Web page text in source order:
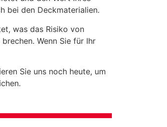
bei den Deckmaterialien.
was das Risiko von
Wenn Sie für Ihr
Sie uns noch heute, um